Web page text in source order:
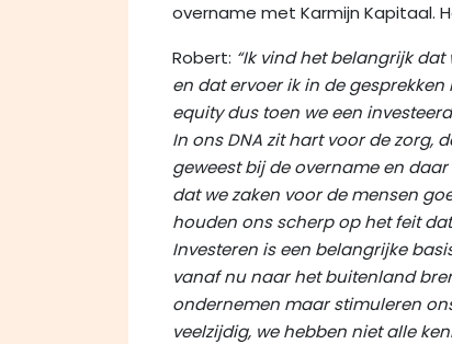
overname met Karmijn Kapitaal.
Robert: “Ik vind het belangrijk
en dat ervoer ik in de
equity dus toen we een
In ons DNA zit hart voor de zorg,
geweest bij de overname en
dat we zaken voor de mensen
houden ons scherp op het feit
Investeren is een belangrijke
vanaf nu naar het buitenland
ondernemen maar stimuleren
veelzijdig, we hebben niet alle